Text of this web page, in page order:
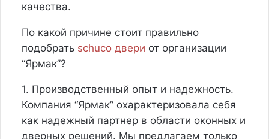
качества.
По какой причине стоит правильно
подобрать schuco двери от организации
“Ярмак”?
1. Производственный опыт и надежность.
Компания “Ярмак” охарактеризовала себя
как надежный партнер в области оконных и
дверных решений. Мы предлагаем только